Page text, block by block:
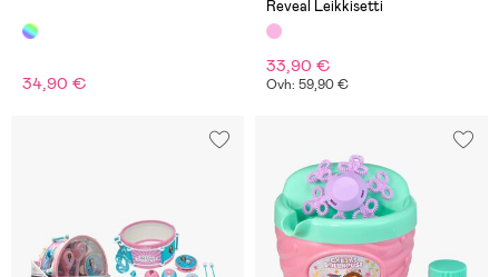
34,90 €
Reveal Leikkisetti
33,90 €
Ovh: 59,90 €